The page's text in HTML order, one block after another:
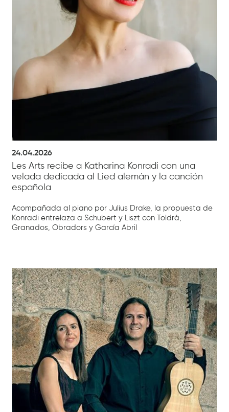
24.04.2026
Les Arts recibe a Katharina Konradi con una
velada dedicada al Lied alemán y la canción
española
Acompañada al piano por Julius Drake, la propuesta de
Konradi entrelaza a Schubert y Liszt con Toldrà,
Granados, Obradors y García Abril